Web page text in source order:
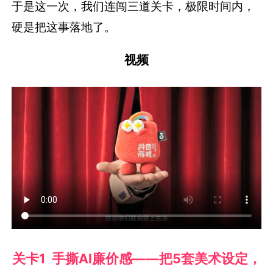
于是这一次，我们连闯三道关卡，极限时间内，
硬是把这事落地了。
视频
关卡1 手撕AI廉价感——把5套美术设定，